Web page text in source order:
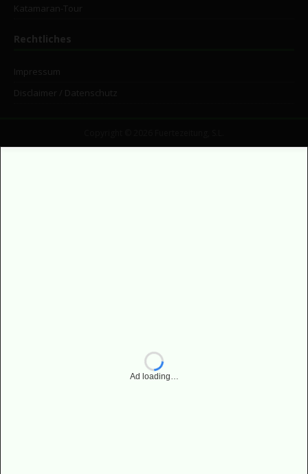
Katamaran-Tour
Rechtliches
Impressum
Disclaimer / Datenschutz
Ad loading…